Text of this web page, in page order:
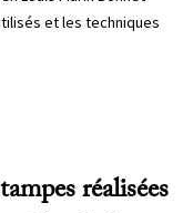
et les techniques
réalisées